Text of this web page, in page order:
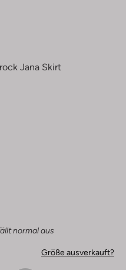
Jana Skirt
normal aus
Größe ausverkauft?